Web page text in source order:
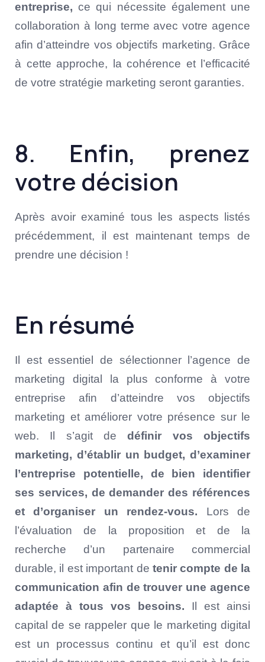
entreprise, ce qui nécessite également une
collaboration à long terme avec votre agence
afin d’atteindre vos objectifs marketing. Grâce
à cette approche, la cohérence et l’efficacité
de votre stratégie marketing seront garanties.
8. Enfin, prenez
votre décision
Après avoir examiné tous les aspects listés
précédemment, il est maintenant temps de
prendre une décision !
En résumé
Il est essentiel de sélectionner l’agence de
marketing digital la plus conforme à votre
entreprise afin d’atteindre vos objectifs
marketing et améliorer votre présence sur le
web. Il s’agit dedéfinir vos objectifs
marketing, d’établir un budget, d’examiner
l’entreprise potentielle, de bien identifier
ses services, de demander des références
et d’organiser un rendez-vous. Lors de
l’évaluation de la proposition et de la
recherche d’un partenaire commercial
durable, il est important de tenir compte de la
communication afin de trouver une agence
adaptée à tous vos besoins. Il est ainsi
capital de se rappeler que le marketing digital
est un processus continu et qu’il est donc